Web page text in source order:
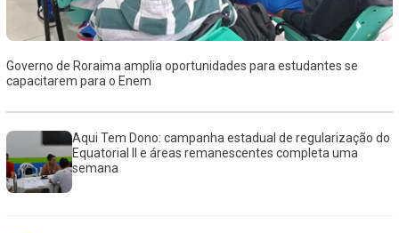
Governo de Roraima amplia oportunidades para estudantes se
capacitarem para o Enem
Aqui Tem Dono: campanha estadual de regularização do
Equatorial II e áreas remanescentes completa uma
semana